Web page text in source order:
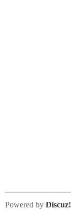
Powered by Discuz!